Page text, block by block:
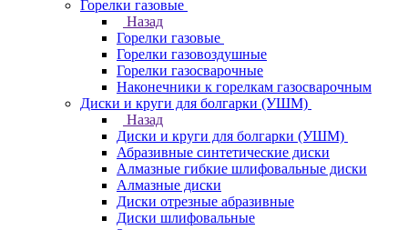
Горелки газовые
Назад
Горелки газовые
Горелки газовоздушные
Горелки газосварочные
Наконечники к горелкам газосварочным
Диски и круги для болгарки (УШМ)
Назад
Диски и круги для болгарки (УШМ)
Абразивные синтетические диски
Алмазные гибкие шлифовальные диски
Алмазные диски
Диски отрезные абразивные
Диски шлифовальные